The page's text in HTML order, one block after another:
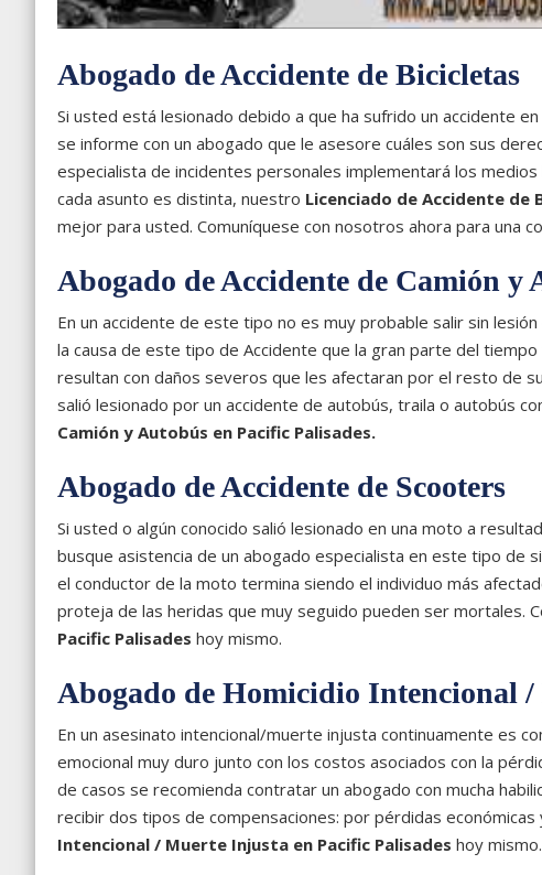
Abogado de Accidente de Bicicletas
Si usted está lesionado debido a que ha sufrido un accidente
se informe con un abogado que le asesore cuáles son sus
especialista de incidentes personales implementará los
cada asunto es distinta, nuestro Licenciado de Accidente de
mejor para usted. Comuníquese con nosotros ahora para una
Abogado de Accidente de Camión y
En un accidente de este tipo no es muy probable salir sin
la causa de este tipo de Accidente que la gran parte del
resultan con daños severos que les afectaran por el resto de
salió lesionado por un accidente de autobús, traila o autobús
Camión y Autobús en Pacific Palisades.
Abogado de Accidente de Scooters
Si usted o algún conocido salió lesionado en una moto a
busque asistencia de un abogado especialista en este tipo de
el conductor de la moto termina siendo el individuo más
proteja de las heridas que muy seguido pueden ser mortales.
Pacific Palisades hoy mismo.
Abogado de Homicidio Intencional
En un asesinato intencional/muerte injusta continuamente es
emocional muy duro junto con los costos asociados con la
de casos se recomienda contratar un abogado con mucha
recibir dos tipos de compensaciones: por pérdidas económicas
Intencional / Muerte Injusta en Pacific Palisades hoy mismo.